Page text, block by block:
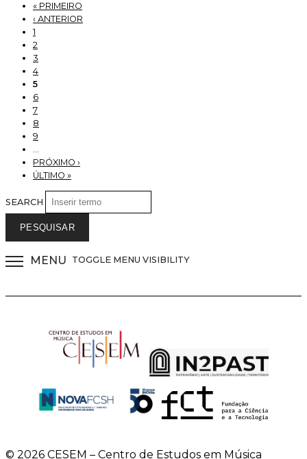
« PRIMEIRO
‹ ANTERIOR
1
2
3
4
5
6
7
8
9
…
PRÓXIMO ›
ÚLTIMO »
SEARCH
MENU TOGGLE MENU VISIBILITY
© 2026 CESEM – Centro de Estudos em Música